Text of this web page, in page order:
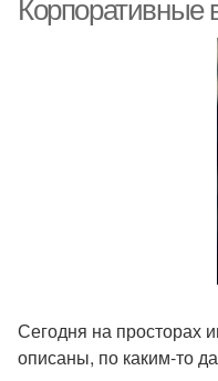
вечеринок
Пиратская
Корпоративные
Сегодня на просторах
описаны, по каким-то